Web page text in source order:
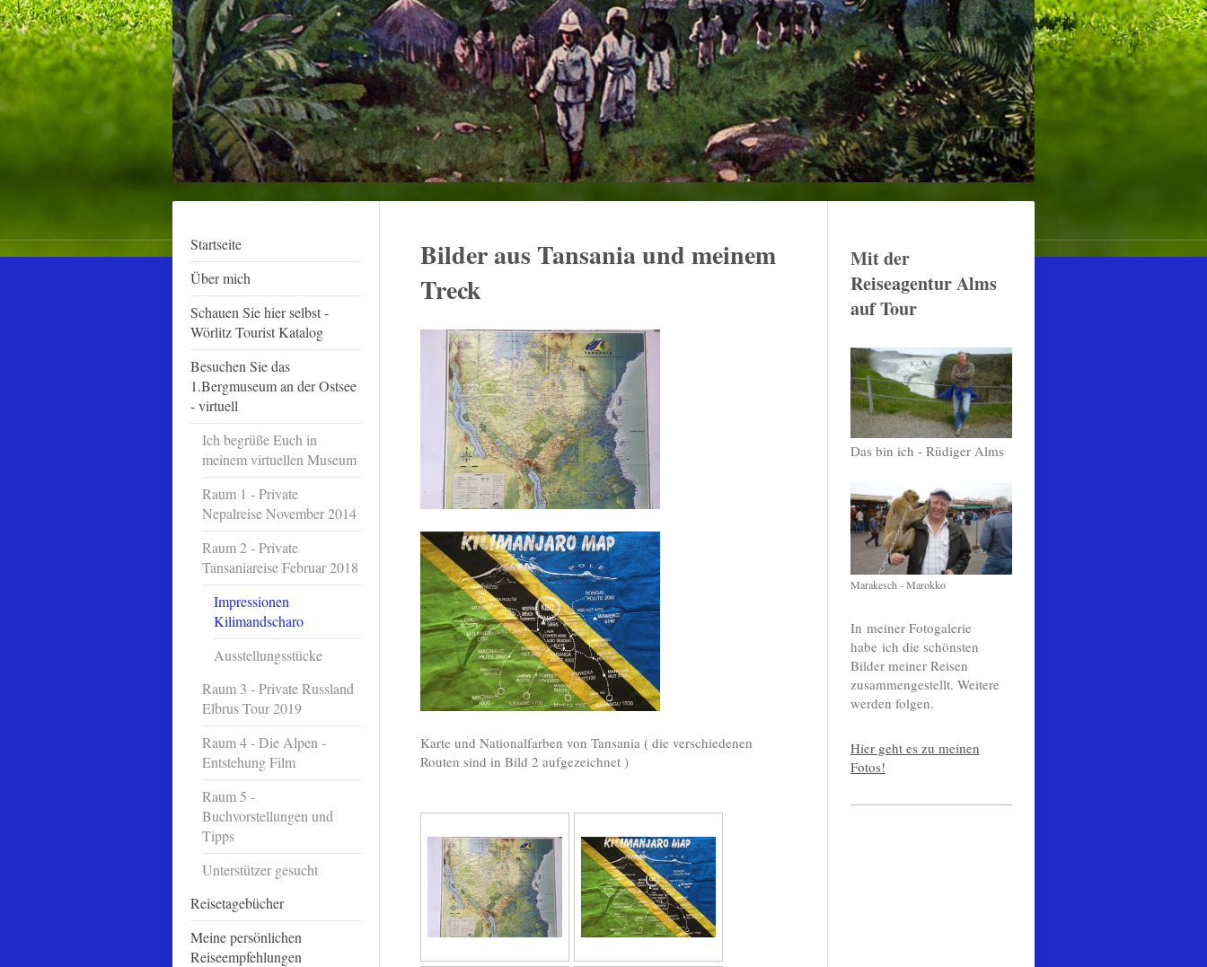
Startseite
Über mich
Schauen Sie hier selbst -
Wörlitz Tourist Katalog
Besuchen Sie das
1.Bergmuseum an der Ostsee
- virtuell
Ich begrüße Euch in
meinem virtuellen Museum
Raum 1 - Private
Nepalreise November 2014
Raum 2 - Private
Tansaniareise Februar 2018
Impressionen
Kilimandscharo
Ausstellungsstücke
Raum 3 - Private Russland
Elbrus Tour 2019
Raum 4 - Die Alpen -
Entstehung Film
Raum 5 -
Buchvorstellungen und
Tipps
Unterstützer gesucht
Reisetagebücher
Meine persönlichen
Reiseempfehlungen
Bilder aus Tansania und meinem
Treck
Karte und Nationalfarben von Tansania ( die verschiedenen
Routen sind in Bild 2 aufgezeichnet )
Mit der
Reiseagentur Alms
auf Tour
Das bin ich - Rüdiger Alms
Marakesch - Marokko
In meiner Fotogalerie
habe ich die schönsten
Bilder meiner Reisen
zusammengestellt. Weitere
werden folgen.
Hier geht es zu meinen
Fotos!